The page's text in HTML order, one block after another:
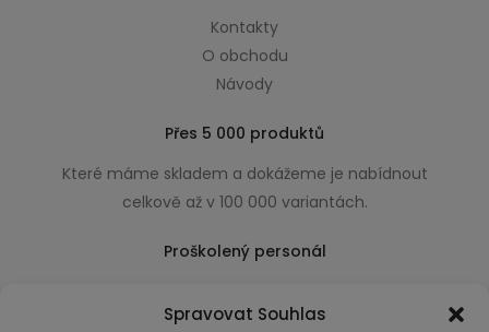
Spravovat Souhlas
Kontakty
O obchodu
Návody
Přes 5 000 produktů
Které máme skladem a dokážeme je nabídnout
celkově až v 100 000 variantách.
Proškolený personál
usnadňující nákup.